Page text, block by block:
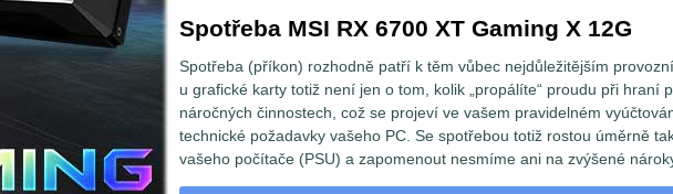
Spotřeba MSI RX 6700 XT Gaming X 12G
Spotřeba (příkon) rozhodně patří k těm vůbec nejdůležitějším
u grafické karty totiž není jen o tom, kolik „propálíte“ proudu při hraní
náročných činnostech, což se projeví ve vašem pravidelném
technické požadavky vašeho PC. Se spotřebou totiž rostou úměrně
vašeho počítače (PSU) a zapomenout nesmíme ani na zvýšené